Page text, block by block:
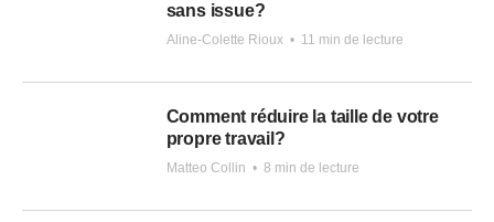
sans issue?
Aline-Colette Rioux • 11 min de lecture
Comment réduire la taille de votre
propre travail?
Matteo Collin • 8 min de lecture